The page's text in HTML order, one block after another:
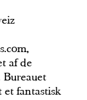
af de
Bureauet
et fantastisk